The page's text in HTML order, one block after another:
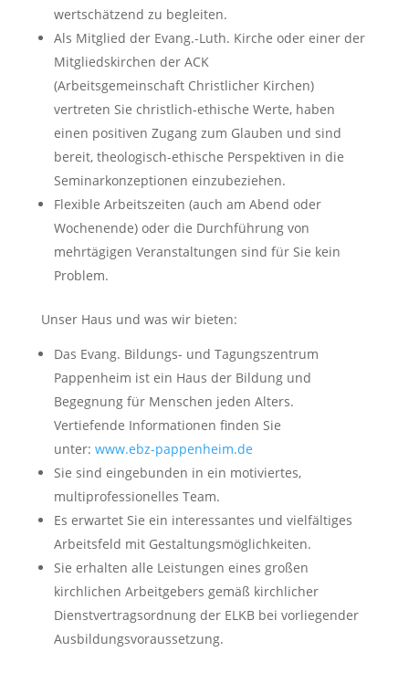
wertschätzend zu begleiten.
Als Mitglied der Evang.-Luth. Kirche oder einer der
Mitgliedskirchen der ACK
(Arbeitsgemeinschaft Christlicher Kirchen)
vertreten Sie christlich-ethische Werte, haben
einen positiven Zugang zum Glauben und sind
bereit, theologisch-ethische Perspektiven in die
Seminarkonzeptionen einzubeziehen.
Flexible Arbeitszeiten (auch am Abend oder
Wochenende) oder die Durchführung von
mehrtägigen Veranstaltungen sind für Sie kein
Problem.
Unser Haus und was wir bieten:
Das Evang. Bildungs- und Tagungszentrum
Pappenheim ist ein Haus der Bildung und
Begegnung für Menschen jeden Alters.
Vertiefende Informationen finden Sie
unter: www.ebz-pappenheim.de
Sie sind eingebunden in ein motiviertes,
multiprofessionelles Team.
Es erwartet Sie ein interessantes und vielfältiges
Arbeitsfeld mit Gestaltungsmöglichkeiten.
Sie erhalten alle Leistungen eines großen
kirchlichen Arbeitgebers gemäß kirchlicher
Dienstvertragsordnung der ELKB bei vorliegender
Ausbildungsvoraussetzung.